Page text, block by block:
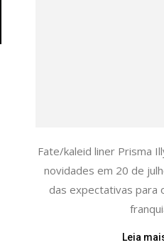
Fate/kaleid liner Prisma
novidades em 20 de
das expectativas para
Leia